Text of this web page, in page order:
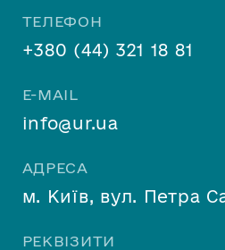
ТЕЛЕФОН
+380 (44) 321 18 81
E-MAIL
info@ur.ua
АДРЕСА
м. Київ, вул. Петра
РЕКВІЗИТИ